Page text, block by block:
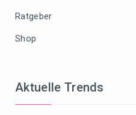
Ratgeber
Shop
Aktuelle Trends